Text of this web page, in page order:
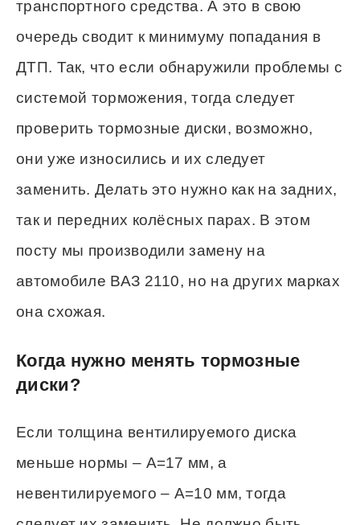
транспортного средства. А это в свою
очередь сводит к минимуму попадания в
ДТП. Так, что если обнаружили проблемы с
системой торможения, тогда следует
проверить тормозные диски, возможно,
они уже износились и их следует
заменить. Делать это нужно как на задних,
так и передних колёсных парах. В этом
посту мы производили замену на
автомобиле ВАЗ 2110, но на других марках
она схожая.
Когда нужно менять тормозные
диски?
Если толщина вентилируемого диска
меньше нормы – А=17 мм, а
невентилируемого – А=10 мм, тогда